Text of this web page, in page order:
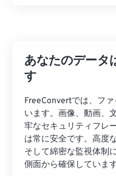
あなたのデータ
す
FreeConvertでは、フ
います。画像、動画、
牢なセキュリティフレ
は常に安全です。高度
そして綿密な監視体制
側面から確保しています